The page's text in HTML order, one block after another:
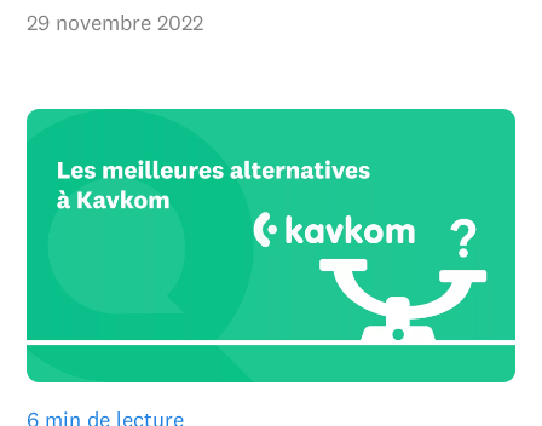
29 novembre 2022
6 min de lecture